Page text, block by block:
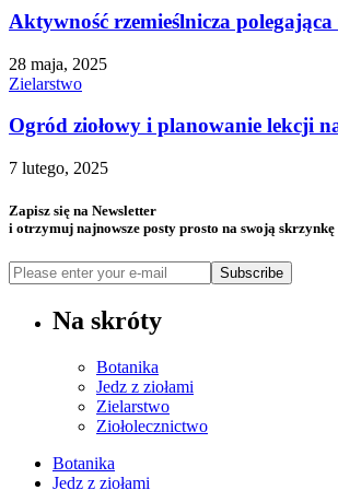
Aktywność rzemieślnicza
28 maja, 2025
Zielarstwo
Ogród ziołowy i planowanie lekcji
7 lutego, 2025
Zapisz się na Newsletter
i otrzymuj najnowsze posty prosto na swoją skrzynkę
Subscribe
Na skróty
Botanika
Jedz z ziołami
Zielarstwo
Ziołolecznictwo
Botanika
Jedz z ziołami